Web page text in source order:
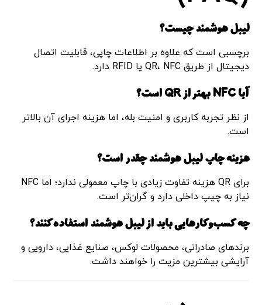
لیبل هوشمند چیست؟
برچسبی است که علاوه بر اطلاعات چاپی، قابلیت اتصال
دیجیتال از طریق QR، NFC یا RFID دارد.
آیا NFC بهتر از QR است؟
از نظر تجربه کاربری و امنیت بله، اما هزینه اجرای آن بالاتر
است.
هزینه چاپ لیبل هوشمند چقدر است؟
برای QR هزینه تفاوت زیادی با چاپ معمولی ندارد؛ اما NFC
نیاز به چیپ داخلی دارد و گران‌تر است.
چه کسب‌وکارهایی باید از لیبل هوشمند استفاده کنند؟
برندهای صادراتی، محصولات لوکس، صنایع غذایی، دارویی و
آرایشی بیشترین مزیت را خواهند داشت.